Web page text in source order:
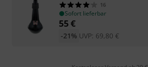
16
Sofort lieferbar
55€
UVP: 69,80 €
-21%